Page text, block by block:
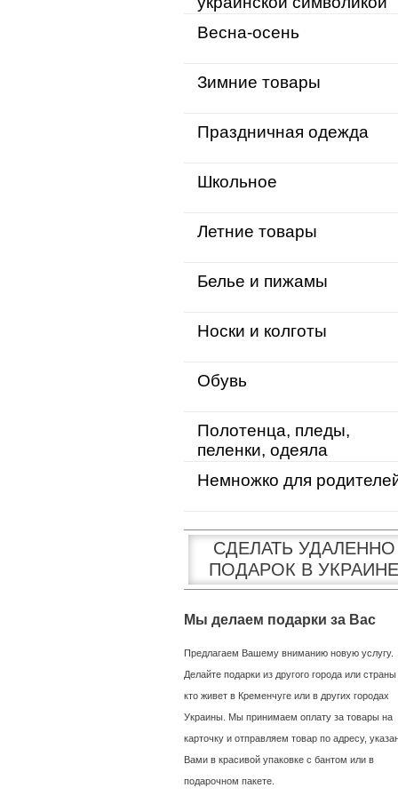
Весна-осень
Зимние товары
Праздничная одежда
Школьное
Летние товары
Белье и пижамы
Носки и колготы
Обувь
Полотенца, пледы,
пеленки, одеяла
Немножко для
СДЕЛАТЬ УДАЛЕННО
ПОДАРОК В УКРАИНЕ
Мы делаем подарки за Вас
Предлагаем Вашему вниманию новую услугу.
Делайте подарки из другого города или
кто живет в Кременчуге или в других городах
Украины. Мы принимаем оплату за товары на
карточку и отправляем товар по адресу,
Вами в красивой упаковке с бантом или в
подарочном пакете.